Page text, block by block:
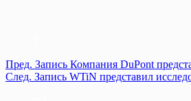
Пред. Запись Компания DuPont
След. Запись WTiN представил